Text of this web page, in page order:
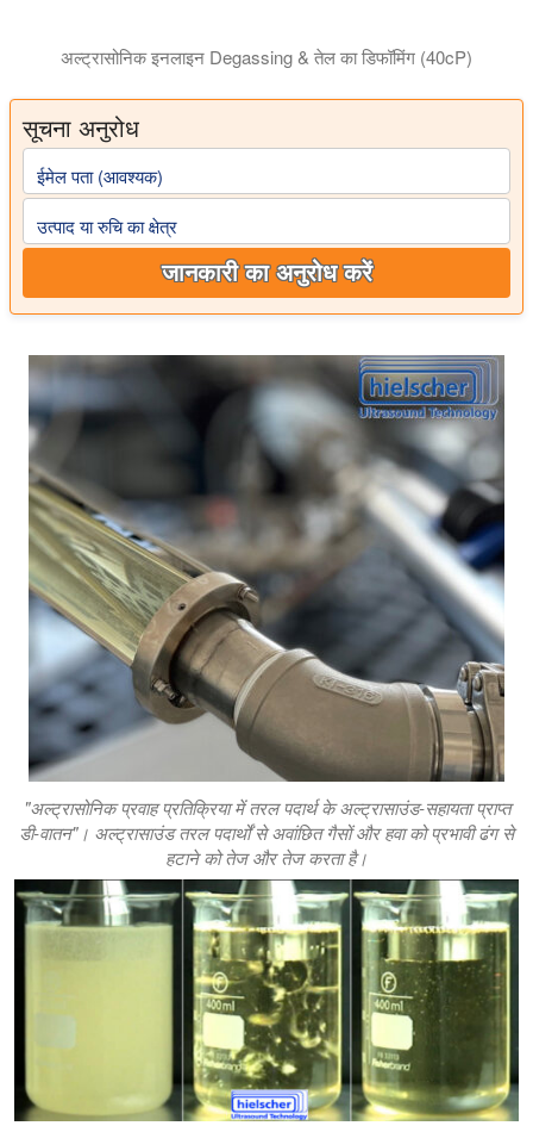
अल्ट्रासोनिक इनलाइन Degassing & तेल का डिफॉमिंग (40cP)
सूचना अनुरोध
ईमेल पता (आवश्यक)
उत्पाद या रुचि का क्षेत्र
जानकारी का अनुरोध करें
"अल्ट्रासोनिक प्रवाह प्रतिक्रिया में तरल पदार्थ के अल्ट्रासाउंड-सहायता प्राप्त
डी-वातन"। अल्ट्रासाउंड तरल पदार्थों से अवांछित गैसों और हवा को प्रभावी ढंग से
हटाने को तेज और तेज करता है।